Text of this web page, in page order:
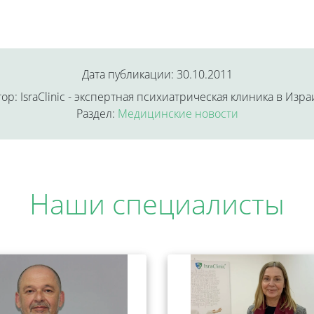
Дата публикации: 30.10.2011
IsraClinic - экспертная психиатрическая клиника в
Раздел: Медицинские новости
Наши специалисты